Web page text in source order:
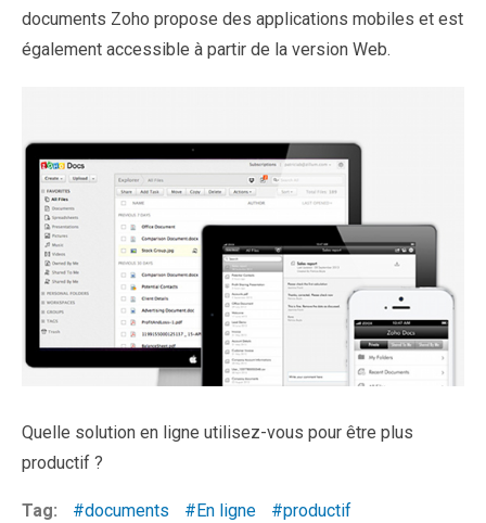
documents Zoho propose des applications mobiles et est
également accessible à partir de la version Web.
Quelle solution en ligne utilisez-vous pour être plus
productif ?
Tag: documents En ligne productif